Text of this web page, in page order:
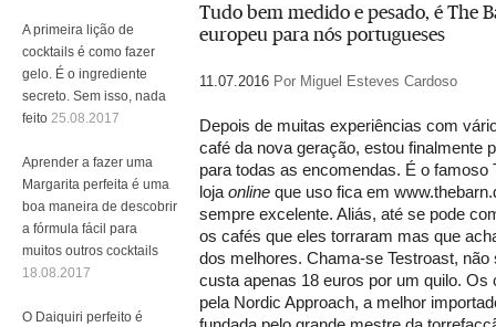
Tudo bem medido e pesado, é The
europeu para nós portugueses
11.07.2016 Por Miguel Esteves Cardoso
Depois de muitas experiências com
café da nova geração, estou finalmente
para todas as encomendas. É o famoso
loja online que uso fica em
sempre excelente. Aliás, até se pode
os cafés que eles torraram mas que
dos melhores. Chama-se Testroast,
custa apenas 18 euros por um quilo.
pela Nordic Approach, a melhor
A primeira lição de
cocktails é como fazer
gelo. É o ingrediente
secreto. Sem isso, nada
feito 25.08.2017
Aprender a fazer uma
Margarita perfeita é uma
boa maneira de descobrir
a fórmula fácil para
muitos outros cocktails
18.08.2017
O Daiquiri perfeito é